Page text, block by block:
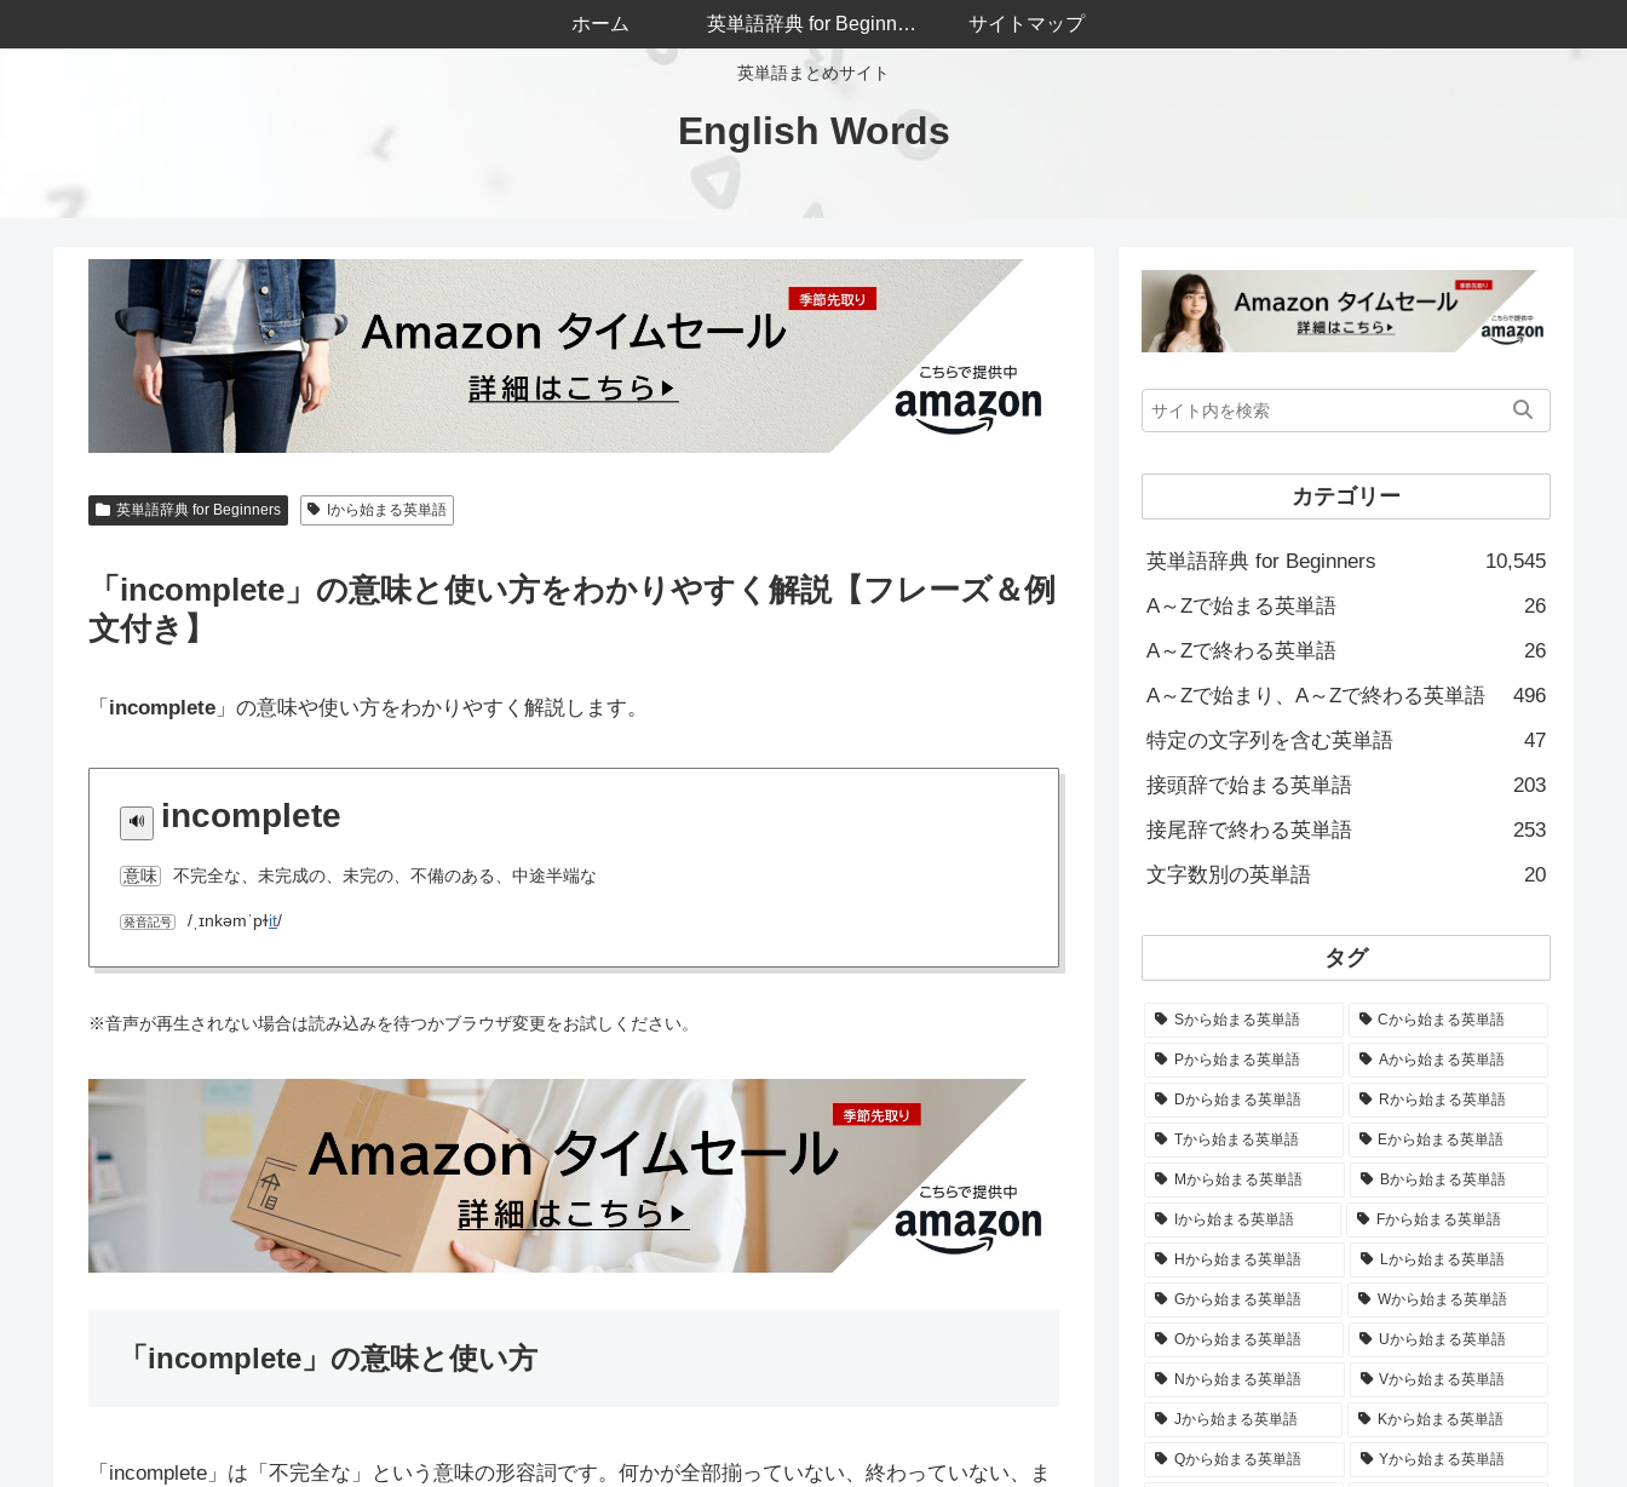
英単語まとめサイト
English Words
ホーム 英単語辞典 for Beginners サイトマップ
英単語辞典 for Beginners Iから始まる英単語
「incomplete」の意味と使い方をわかりやすく解説【フレーズ＆例
文付き】
「 incomplete 」の意味や使い方をわかりやすく解説します。
incomplete
意味 不完全な、未完成の、未完の、不備のある、中途半端な
発音記号 /ˌɪnkəmˈpɫit/
※音声が再生されない場合は読み込みを待つかブラウザ変更をお試しください。
「incomplete」の意味と使い方
「incomplete」は「不完全な」という意味の形容詞です。何かが全部揃っていない、終わっていない、ま
カテゴリー
英単語辞典 for Beginners
10,545
A～Zで始まる英単語
26
A～Zで終わる英単語
26
A～Zで始まり、A～Zで終わる英単語
496
特定の文字列を含む英単語
47
接頭辞で始まる英単語
203
接尾辞で終わる英単語
253
文字数別の英単語
20
タグ
Sから始まる英単語 Cから始まる英単語
Pから始まる英単語 Aから始まる英単語
Dから始まる英単語 Rから始まる英単語
Tから始まる英単語 Eから始まる英単語
Mから始まる英単語 Bから始まる英単語
Iから始まる英単語 Fから始まる英単語
Hから始まる英単語 Lから始まる英単語
Gから始まる英単語 Wから始まる英単語
Oから始まる英単語 Uから始まる英単語
Nから始まる英単語 Vから始まる英単語
Jから始まる英単語 Kから始まる英単語
Qから始まる英単語 Yから始まる英単語